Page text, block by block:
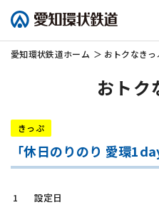
愛知環状鉄道ホーム おトクなきっ
おトク
きっぷ
「休日のりのり 愛環
設定日